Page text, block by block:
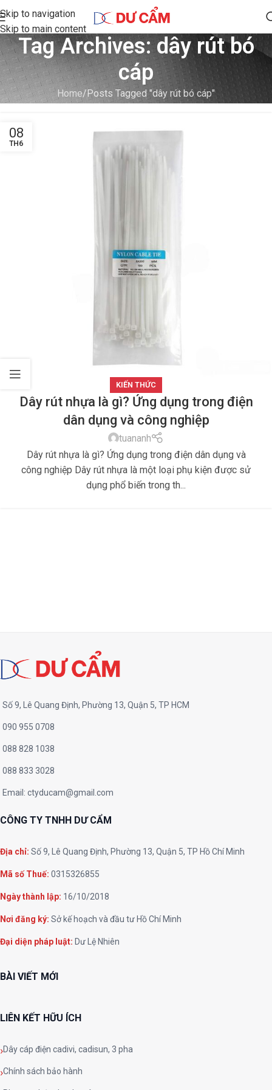
Skip to navigation
Skip to main content
Tag Archives: dây rút bó
cáp
Home Posts Tagged "dây rút bó cáp"
08
TH6
KIẾN THỨC
Dây rút nhựa là gì? Ứng dụng trong điện
dân dụng và công nghiệp
tuananh
Dây rút nhựa là gì? Ứng dụng trong điện dân dụng và
công nghiệp Dây rút nhựa là một loại phụ kiện được sử
dụng phổ biến trong th...
Số 9, Lê Quang Định, Phường 13, Quận 5, TP HCM
090 955 0708
088 828 1038
088 833 3028
Email: ctyducam@gmail.com
CÔNG TY TNHH DƯ CẨM
Địa chỉ: Số 9, Lê Quang Định, Phường 13, Quận 5, TP Hồ Chí Minh
Mã số Thuế: 0315326855
Ngày thành lập: 16/10/2018
Nơi đăng ký: Sở kế hoạch và đầu tư Hồ Chí Minh
Đại diện pháp luật: Dư Lệ Nhiên
BÀI VIẾT MỚI
LIÊN KẾT HỮU ÍCH
Dây cáp điện cadivi, cadisun, 3 pha
Chính sách bảo hành